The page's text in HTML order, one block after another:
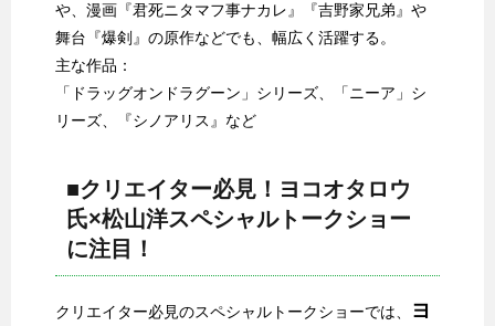
や、漫画『君死ニタマフ事ナカレ』『吉野家兄弟』や
舞台『爆剣』の原作などでも、幅広く活躍する。
主な作品：
「ドラッグオンドラグーン」シリーズ、「ニーア」シ
リーズ、『シノアリス』など
■クリエイター必見！ヨコオタロウ
氏×松山洋スペシャルトークショー
に注目！
クリエイター必見のスペシャルトークショーでは、
ヨ